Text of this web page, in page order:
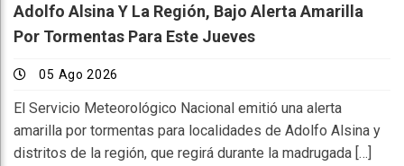
Adolfo Alsina Y La Región, Bajo Alerta Amarilla
Por Tormentas Para Este Jueves
05 Ago 2026
El Servicio Meteorológico Nacional emitió una alerta
amarilla por tormentas para localidades de Adolfo Alsina y
distritos de la región, que regirá durante la madrugada […]